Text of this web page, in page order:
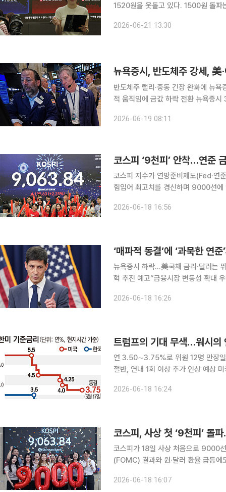
1520원을 웃돌고 있다. 1500원 돌파
으로 집계됐다. 이는 1998년 3월
2026-06-21 13:30
반도체주 랠리·중동 긴장 완화에 뉴
적 움직임에 금값 하락 전환 뉴욕증시 3대 주가지수는 반도체주를 비롯한 기술주의 강세와 중동정
소(NYSE)에서 다우지수는 전장보
2026-06-19 08:11
코스피 지수가 연방준비제도(Fed·연
힘입어 최고치를 경신하며 9000선에
른 9063.84에 거래를 마쳤다. 이날
2026-06-18 16:56
‘매파적 동결’에 ‘과묵한 연
뉴욕증시 하락…美국채 금리·달러는
혁 추진 예고“금융시장 변동성 확대
보다 훨씬 매파적이라는 평가다. 이에
2026-06-18 16:26
트럼프의 기대 무색…워시의
연 3.50∼3.75%로 위원 12명 만장일
절반, 연내 1회 이상 추가 인상 예상
지했다. 예상된 동결이었지만 연준 위
2026-06-18 16:24
코스피, 사상 첫 ‘9천피’
코스피가 18일 사상 처음으로 9000
(FOMC) 결과와 원·달러 환율 급등에
2026-06-18 16:07